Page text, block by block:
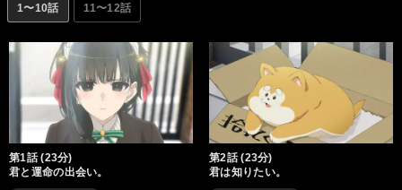
1〜10話 11〜12話
第1話 (23分)
君と運命の出会い。
第2話 (23分)
君は知りたい。